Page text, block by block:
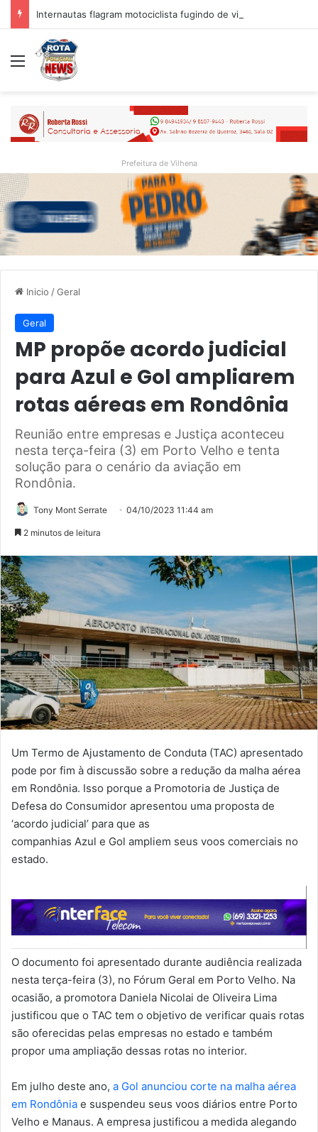
Menu
Prefeitura de Vilhena
Inicio /Geral
Geral
MP propõe acordo judicial
para Azul e Gol ampliarem
rotas aéreas em Rondônia
Reunião entre empresas e Justiça aconteceu
nesta terça-feira (3) em Porto Velho e tenta
solução para o cenário da aviação em
Rondônia.
Tony Mont Serrate 04/10/2023 11:44 am
2 minutos de leitura
Um Termo de Ajustamento de Conduta (TAC) apresentado
pode por fim à discussão sobre a redução da malha aérea
em Rondônia. Isso porque a Promotoria de Justiça de
Defesa do Consumidor apresentou uma proposta de
‘acordo judicial’ para que as
companhias Azul e Gol ampliem seus voos comerciais no
estado.
O documento foi apresentado durante audiência realizada
nesta terça-feira (3), no Fórum Geral em Porto Velho. Na
ocasião, a promotora Daniela Nicolai de Oliveira Lima
justificou que o TAC tem o objetivo de verificar quais rotas
são oferecidas pelas empresas no estado e também
propor uma ampliação dessas rotas no interior.
Em julho deste ano, a Gol anunciou corte na malha aérea
em Rondônia e suspendeu seus voos diários entre Porto
Velho e Manaus. A empresa justificou a medida alegando